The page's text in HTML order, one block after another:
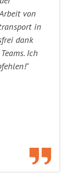
von
in
dank
Ich